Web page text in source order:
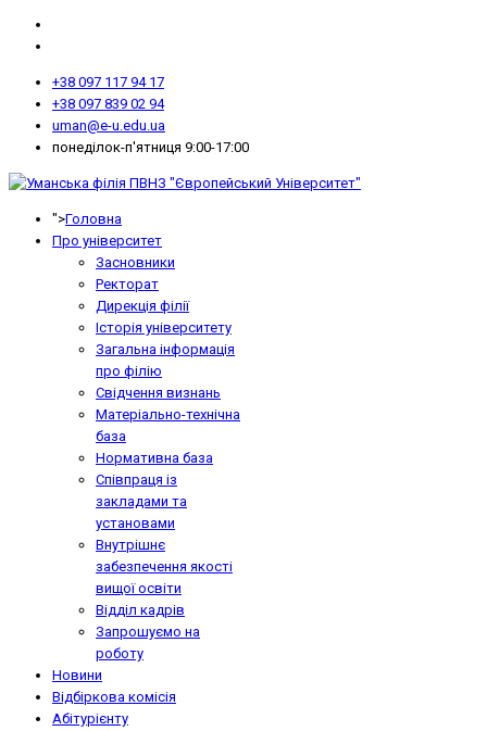
+38 097 117 94 17
+38 097 839 02 94
uman@e-u.edu.ua
понеділок-п'ятниця 9:00-17:00
">Головна
Про університет
Засновники
Ректорат
Дирекція філії
Історія університету
Загальна інформація
про філію
Свідчення визнань
Матеріально-технічна
база
Нормативна база
Співпраця із
закладами та
установами
Внутрішнє
забезпечення якості
вищої освіти
Відділ кадрів
Запрошуємо на
роботу
Новини
Відбіркова комісія
Абітурієнту